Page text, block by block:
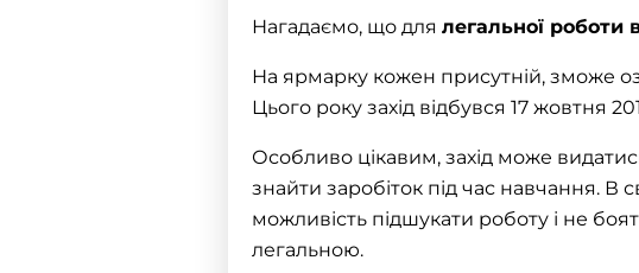
Нагадаємо, що для легальної роботи
На ярмарку кожен присутній, зможе
Цього року захід відбувся 17 жовтня
Особливо цікавим, захід може
знайти заробіток під час навчання. В
можливість підшукати роботу і не
легальною.